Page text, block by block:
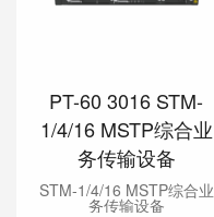
PT-60 3016 STM-
1/4/16 MSTP综合业
务传输设备
STM-1/4/16 MSTP综合业
务传输设备